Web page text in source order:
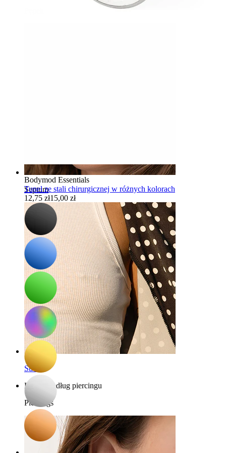
Septum
Sutek
Kupuj według piercingu
Piercings
-15%
Bodymod Essentials
Tunel ze stali chirurgicznej w różnych kolorach
12,75 zł15,00 zł